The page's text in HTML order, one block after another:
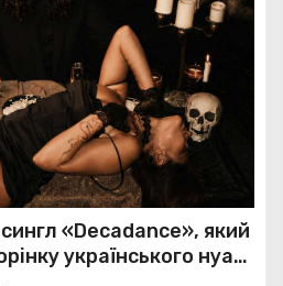
«Decadance», який
українського нуар-